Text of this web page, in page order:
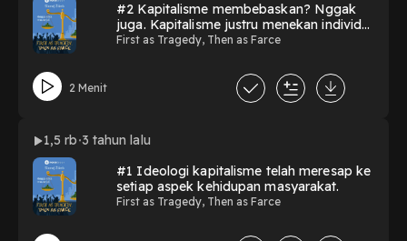
#2 Kapitalisme membebaskan? Nggak
juga. Kapitalisme justru menekan individu
kita yang sebenarnya.
First as Tragedy, Then as Farce
2 Menit
1,5 rb 3 tahun lalu
#1 Ideologi kapitalisme telah meresap ke
setiap aspek kehidupan masyarakat.
First as Tragedy, Then as Farce